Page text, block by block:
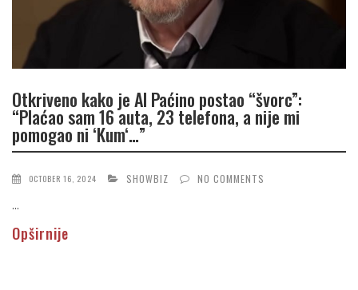
Otkriveno kako je Al Paćino postao “švorc”:
“Plaćao sam 16 auta, 23 telefona, a nije mi
pomogao ni ‘Kum‘…”
OCTOBER 16, 2024 SHOWBIZ NO COMMENTS
...
Opširnije